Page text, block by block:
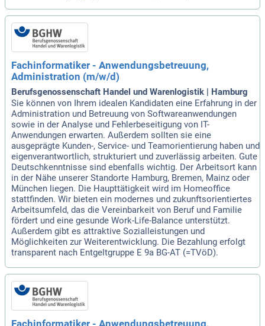
Fachinformatiker - Anwendungsbetreuung,
Administration (m/w/d)
Berufsgenossenschaft Handel und Warenlogistik | Hamburg
Sie können von Ihrem idealen Kandidaten eine Erfahrung in der
Administration und Betreuung von Softwareanwendungen
sowie in der Analyse und Fehlerbeseitigung von IT-
Anwendungen erwarten. Außerdem sollten sie eine
ausgeprägte Kunden-, Service- und Teamorientierung haben und
eigenverantwortlich, strukturiert und zuverlässig arbeiten. Gute
Deutschkenntnisse sind ebenfalls wichtig. Der Arbeitsort kann
in der Nähe unserer Standorte Hamburg, Bremen, Mainz oder
München liegen. Die Haupttätigkeit wird im Homeoffice
stattfinden. Wir bieten ein modernes und zukunftsorientiertes
Arbeitsumfeld, das die Vereinbarkeit von Beruf und Familie
fördert und eine gesunde Work-Life-Balance unterstützt.
Außerdem gibt es attraktive Sozialleistungen und
Möglichkeiten zur Weiterentwicklung. Die Bezahlung erfolgt
transparent nach Entgeltgruppe E 9a BG-AT (=TVöD).